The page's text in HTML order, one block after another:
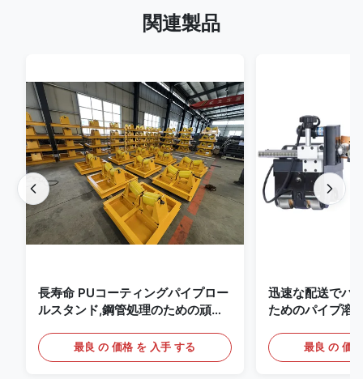
関連製品
長寿命 PUコーティングパイプロー
ルスタンド,鋼管処理のための頑丈
最良 の 価格 を 入手 する
迅速な配送でパ
ためのパイプ溶
最良 の 価